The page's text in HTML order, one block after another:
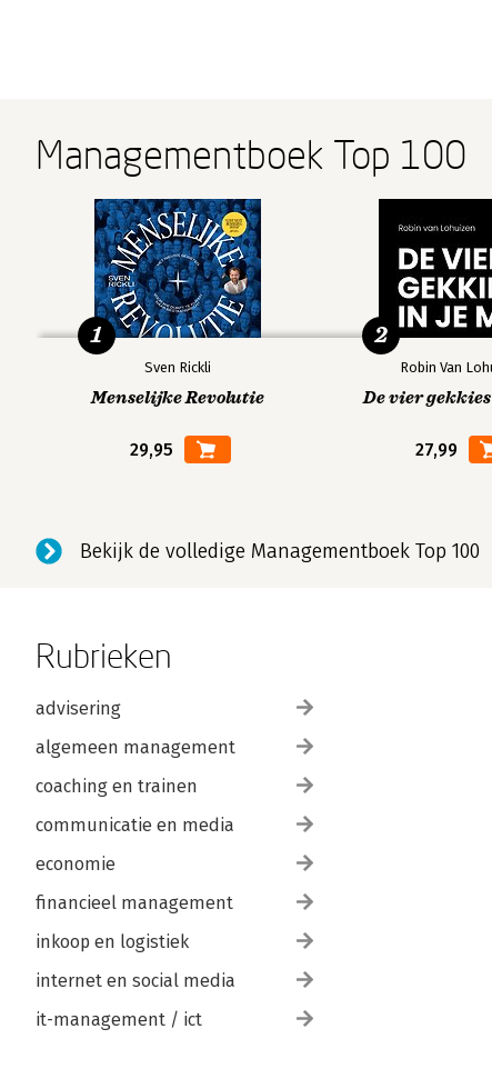
Managementboek Top 100
Sven Rickli
Menselijke Revolutie
29,95
1
Robin Van
De vier
27,99
2
Bekijk de volledige Managementboek Top 100
Rubrieken
advisering
algemeen management
coaching en trainen
communicatie en media
economie
financieel management
inkoop en logistiek
internet en social media
it-management / ict